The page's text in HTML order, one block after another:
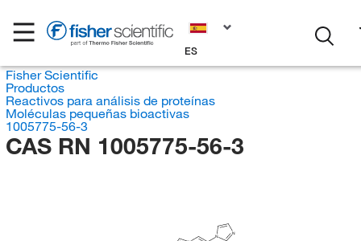
ES
Fisher Scientific
Productos
Reactivos para análisis de proteínas
Moléculas pequeñas bioactivas
1005775-56-3
CAS RN 1005775-56-3
N
N